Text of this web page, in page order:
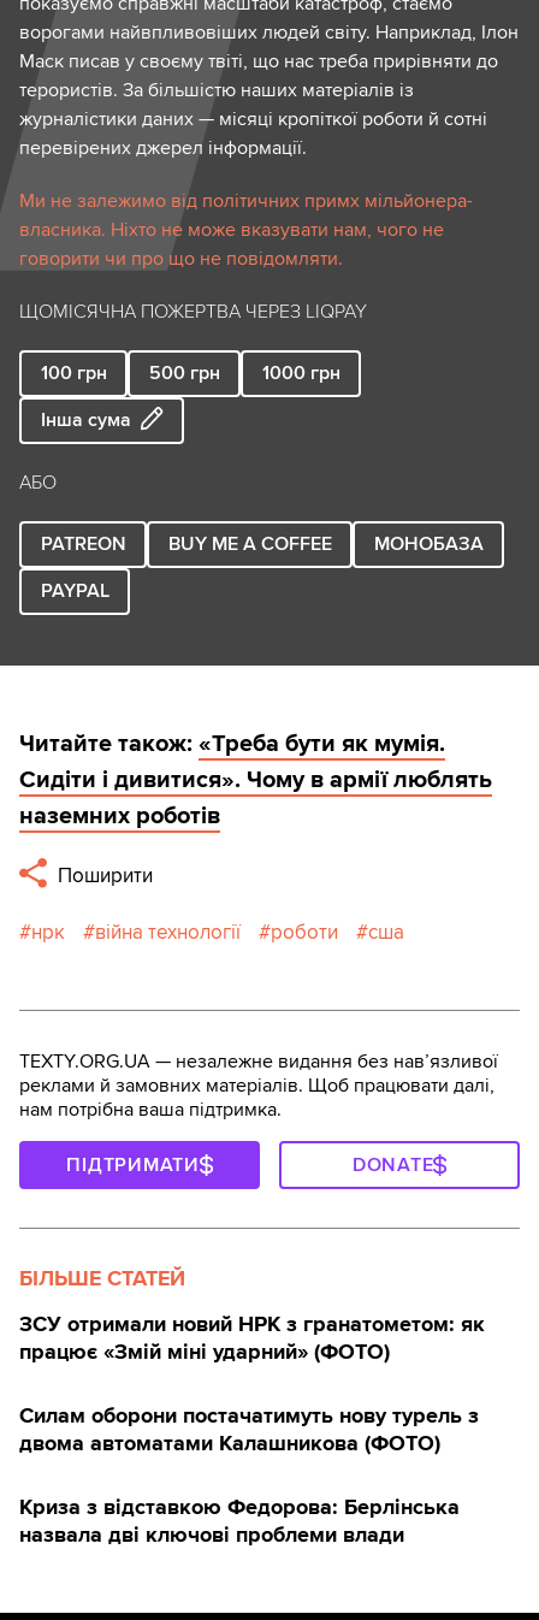
ворогами найвпливовіших людей світу. Наприклад, Ілон
Маск писав у своєму твіті, що нас треба прирівняти до
терористів. За більшістю наших матеріалів із
журналістики даних — місяці кропіткої роботи й сотні
перевірених джерел інформації.
Ми не залежимо від політичних примх мільйонера-
власника. Ніхто не може вказувати нам, чого не
говорити чи про що не повідомляти.
ЩОМІСЯЧНА ПОЖЕРТВА ЧЕРЕЗ LIQPAY
100 грн 500 грн 1000 грн
Інша сума
АБО
PATREON BUY ME A COFFEE
МОНОБАЗА
PAYPAL
Читайте також: «Треба бути як мумія.
Сидіти і дивитися». Чому в армії люблять
наземних роботів
Поширити
нрк війна технології роботи сша
TEXTY.ORG.UA — незалежне видання без навʼязливої
реклами й замовних матеріалів. Щоб працювати далі,
нам потрібна ваша підтримка.
ПІДТРИМАТИ DONATE
БІЛЬШЕ СТАТЕЙ
ЗСУ отримали новий НРК з гранатометом: як
працює «Змій міні ударний» (ФОТО)
Силам оборони постачатимуть нову турель з
двома автоматами Калашникова (ФОТО)
Криза з відставкою Федорова: Берлінська
назвала дві ключові проблеми влади